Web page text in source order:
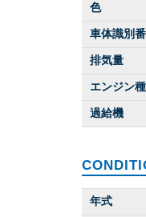
色
車体識別
排気量
エンジン
過給機
年式